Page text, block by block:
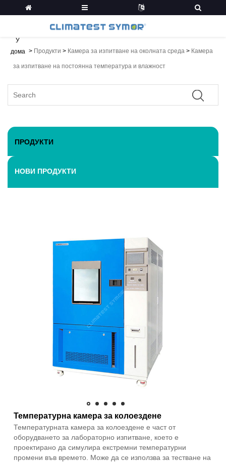
У
дома > Продукти > Камера за изпитване на околната среда > Камера
за изпитване на постоянна температура и влажност
ПРОДУКТИ
НОВИ ПРОДУКТИ
Температурна камера за колоездене
Температурната камера за колоездене е част от
оборудването за лабораторно изпитване, което е
проектирано да симулира екстремни температурни
промени във времето. Може да се използва за тестване на